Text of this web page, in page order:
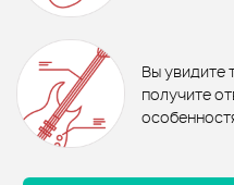
В корзину
Отзывы
Вы увидите
получите